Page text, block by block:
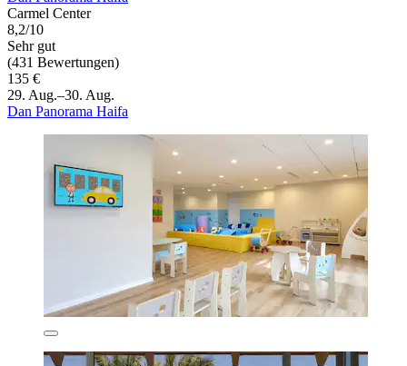
Carmel Center
8,2/10
Sehr gut
(431 Bewertungen)
135 €
29. Aug.–30. Aug.
Dan Panorama Haifa